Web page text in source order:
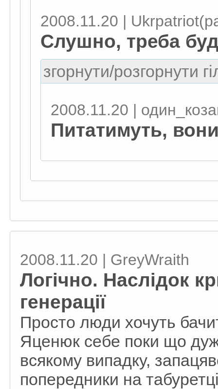
2008.11.20 |
Слушно, треба
згорнути/розгорнути
2008.11.20 |
Питатимуть, вони
2008.11.20 | GreyWraith
Логічно. Наслідок
генерації
Просто люди хочуть
Яценюк себе поки що
всякому випадку,
попередники на